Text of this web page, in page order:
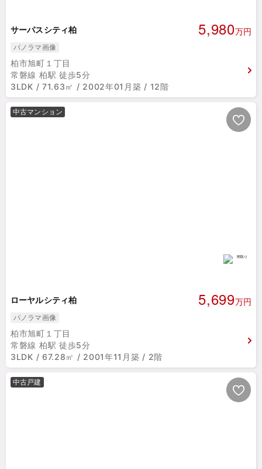
サーパスシティ柏 5,980万円
パノラマ画像
柏市旭町１丁目
常磐線 柏駅 徒歩5分
3LDK / 71.63㎡ / 2002年01月築 / 12階
中古マンション
ローヤルシティ柏 5,699万円
パノラマ画像
柏市旭町１丁目
常磐線 柏駅 徒歩5分
3LDK / 67.28㎡ / 2001年11月築 / 2階
中古戸建